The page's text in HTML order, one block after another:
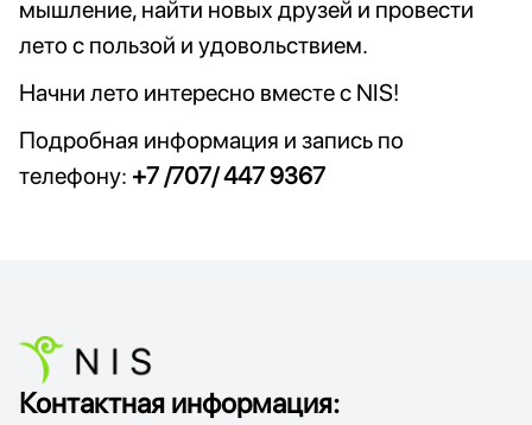
мышление, найти новых друзей и провести
лето с пользой и удовольствием.
Начни лето интересно вместе с NIS!
Подробная информация и запись по
телефону: +7 /707/ 447 9367
Контактная информация: